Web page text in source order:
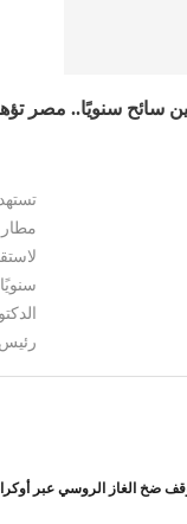
10 ملايين سائح سنويًا..
رئيس
ضخ الغاز الروسي عبر